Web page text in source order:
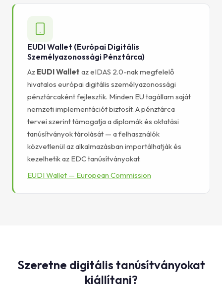
EUDI Wallet (Európai Digitális
Személyazonossági Pénztárca)
Az EUDI Wallet az eIDAS 2.0-nak megfelelő
hivatalos európai digitális személyazonossági
pénztárcaként fejlesztik. Minden EU tagállam saját
nemzeti implementációt biztosít. A pénztárca
tervei szerint támogatja a diplomák és oktatási
tanúsítványok tárolását — a felhasználók
közvetlenül az alkalmazásban importálhatják és
kezelhetik az EDC tanúsítványokat.
EUDI Wallet — European Commission
Szeretne digitális tanúsítványokat
kiállítani?